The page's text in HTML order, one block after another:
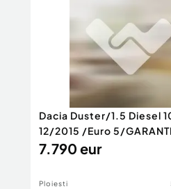
Dacia Duster/1.5 Diesel
12/2015 /Euro 5/
7.790 eur
Ploiesti